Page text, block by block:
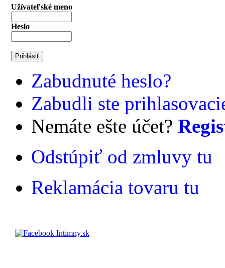
Užívateľské meno
Heslo
Zabudnuté heslo?
Zabudli ste
Nemáte ešte účet?
Odstúpiť od zmluvy tu
Reklamácia tovaru tu